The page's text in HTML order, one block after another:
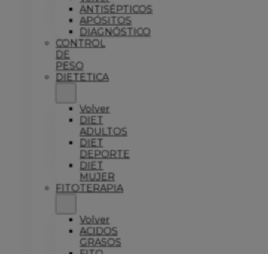
ANTISÉPTICOS
APÓSITOS
DIAGNÓSTICO
CONTROL
DE
PESO
DIETETICA
Volver
DIET
ADULTOS
DIET
DEPORTE
DIET
MUJER
FITOTERAPIA
Volver
ACIDOS
GRASOS